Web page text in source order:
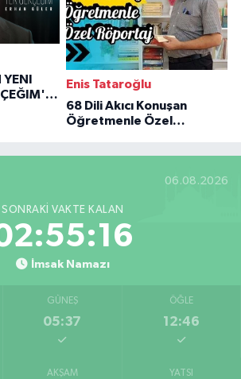
Enis Tataroğlu
68 Dili Akıcı Konuşan
Öğretmenle Özel
06.08.2026
SONRAKI VAKTE KALAN
İmsak Namazı
GÜNEŞ
05:37
ÖĞLE
12:46
AKŞAM YATSI